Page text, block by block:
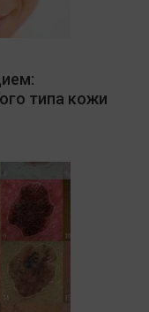
типа кожи